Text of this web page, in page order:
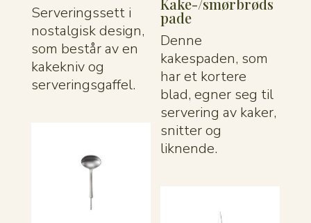
Serveringssett i
nostalgisk design,
som består av en
kakekniv og
serveringsgaffel.
Kake-/smørbrøds
pade
Denne
kakespaden, som
har et kortere
blad, egner seg til
servering av kaker,
snitter og
liknende.